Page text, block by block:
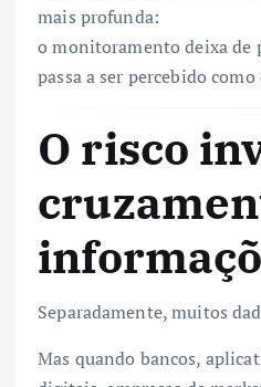
mais profunda:
o monitoramento deixa de
passa a ser percebido
O risco
Separadamente, muitos
Mas quando bancos,